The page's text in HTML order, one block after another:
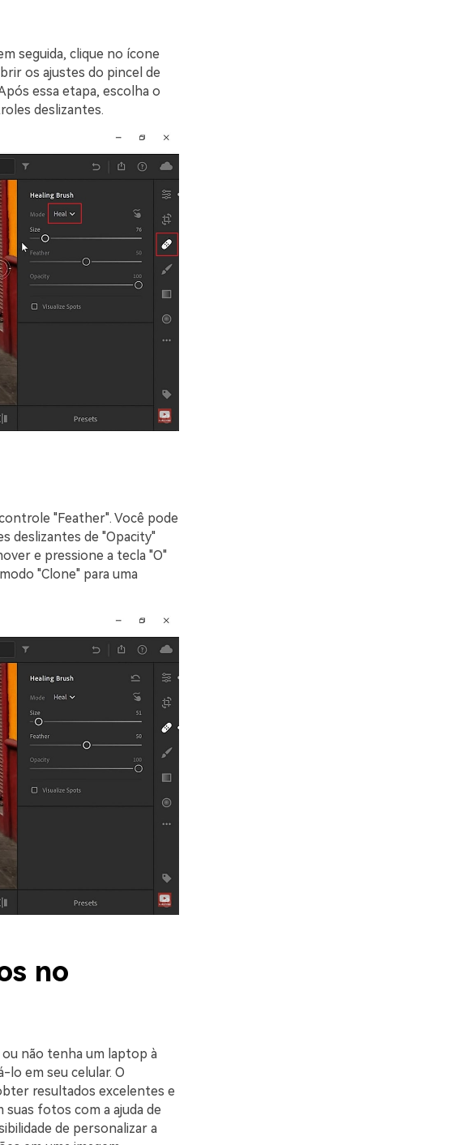
seguida, clique no ícone
os ajustes do pincel de
essa etapa, escolha o
deslizantes.
"Feather". Você pode
deslizantes de "Opacity"
e pressione a tecla "O"
"Clone" para uma
no
não tenha um laptop à
lo em seu celular. O
resultados excelentes e
suas fotos com a ajuda de
de personalizar a